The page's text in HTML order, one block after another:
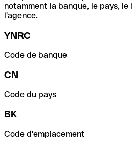
notamment la banque, le pays,
l'agence.
YNRC
Code de banque
CN
Code du pays
BK
Code d'emplacement